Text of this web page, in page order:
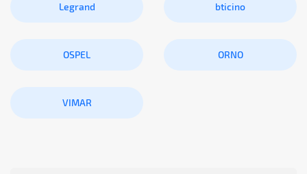
Legrand bticino
OSPEL ORNO
VIMAR